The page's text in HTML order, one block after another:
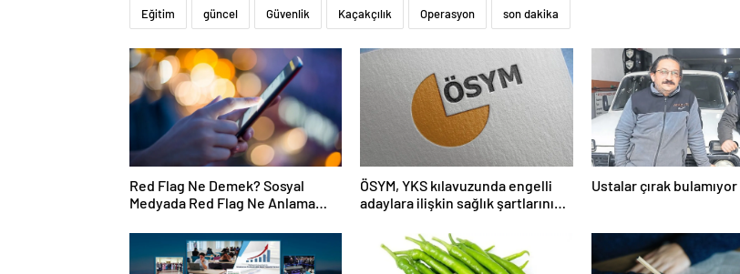
Eğitim güncel Güvenlik Kaçakçılık Operasyon son dakika
Red Flag Ne Demek? Sosyal
Medyada Red Flag Ne Anlama
ÖSYM, YKS kılavuzunda engelli
adaylara ilişkin sağlık şartlarını
Ustalar çırak bulamıyor